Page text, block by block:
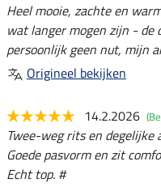
Heel mooie, zachte en
wat langer mogen zijn - de
persoonlijk geen nut, mijn
Origineel bekijken
14.2.2026
Twee-weg rits en
Goede pasvorm en zit
Echt top. #